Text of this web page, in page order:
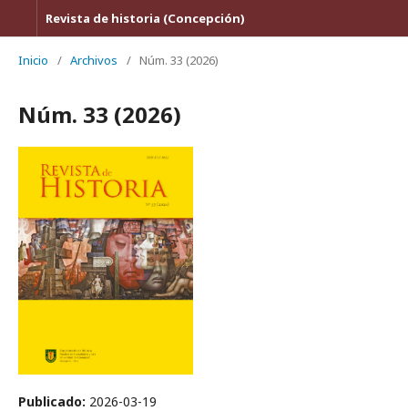
Revista de historia (Concepción)
Inicio / Archivos / Núm. 33 (2026)
Núm. 33 (2026)
Publicado: 2026-03-19